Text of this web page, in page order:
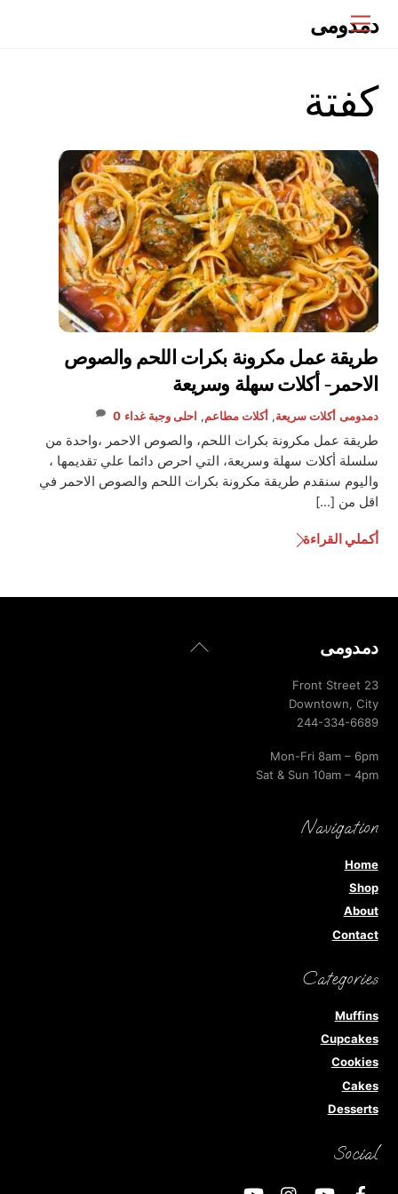
Menu
دمدومى
كفتة
طريقة عمل مكرونة بكرات اللحم والصوص
الاحمر- أكلات سهلة وسريعة
دمدومى أكلات سريعة,أكلات مطاعم, احلى وجبة غداء 0
طريقة عمل مكرونة بكرات اللحم، والصوص الاحمر ،واحدة من
سلسلة أكلات سهلة وسريعة، التي احرص دائما علي تقديمها ،
واليوم سنقدم طريقة مكرونة بكرات اللحم والصوص الاحمر في
اقل من […]
أكملي القراءة
Back
دمدومى
23 Front Street
Downtown, City
244-334-6689
Mon-Fri 8am – 6pm
Sat & Sun 10am – 4pm
Navigation
Home
Shop
About
Contact
Categories
Muffins
Cupcakes
Cookies
Cakes
Desserts
Social